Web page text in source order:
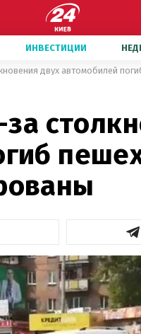
ИНВЕСТИЦИИ
двух автомобилей